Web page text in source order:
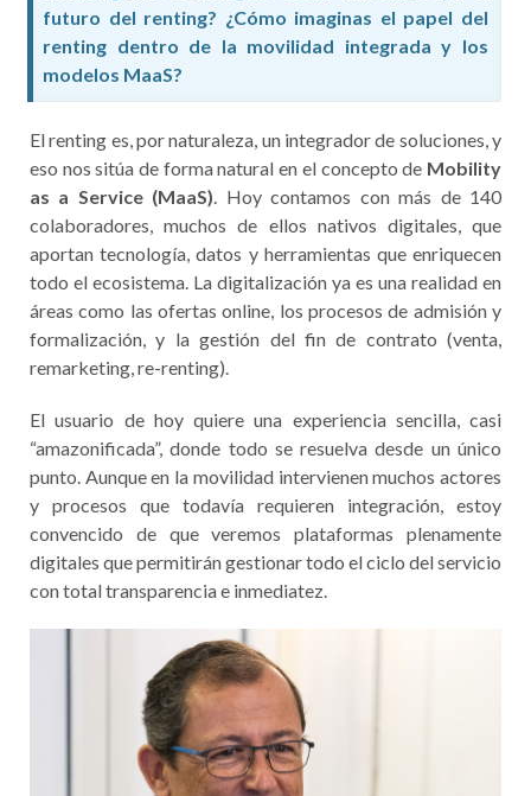
futuro del renting? ¿Cómo imaginas el papel del
renting dentro de la movilidad integrada y los
modelos MaaS?
El renting es, por naturaleza, un integrador de soluciones, y
eso nos sitúa de forma natural en el concepto de Mobility
as a Service (MaaS) . Hoy contamos con más de 140
colaboradores, muchos de ellos nativos digitales, que
aportan tecnología, datos y herramientas que enriquecen
todo el ecosistema. La digitalización ya es una realidad en
áreas como las ofertas online, los procesos de admisión y
formalización, y la gestión del fin de contrato (venta,
remarketing, re-renting).
El usuario de hoy quiere una experiencia sencilla, casi
“amazonificada”, donde todo se resuelva desde un único
punto. Aunque en la movilidad intervienen muchos actores
y procesos que todavía requieren integración, estoy
convencido de que veremos plataformas plenamente
digitales que permitirán gestionar todo el ciclo del servicio
con total transparencia e inmediatez.